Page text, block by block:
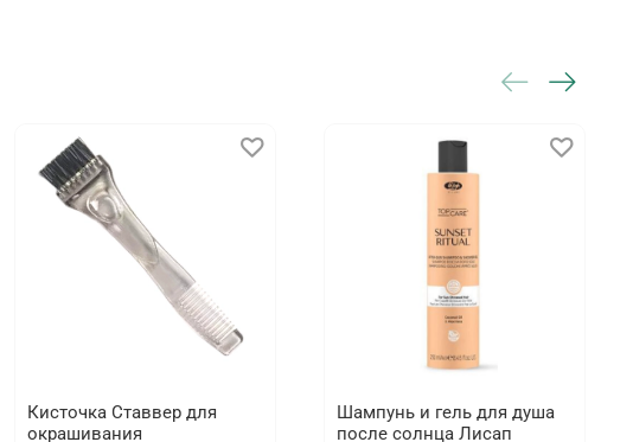
Кисточка Ставвер для
окрашивания
Шампунь и гель для душа
после солнца Лисап